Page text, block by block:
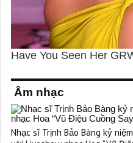
Âm nhạc
Nhạc sĩ Trịnh Bảo Bàng kỷ